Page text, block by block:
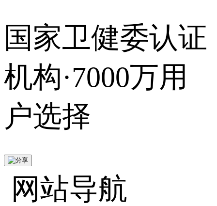
国家卫健委认证
机构·7000万用
户选择
网站导航